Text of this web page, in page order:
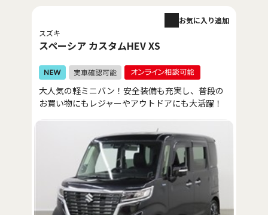
スズキ
スペーシア カスタムHEV XS
お気に入り追加
大人気の軽ミニバン！安全装備も充実し、普段の
お買い物にもレジャーやアウトドアにも大活躍！